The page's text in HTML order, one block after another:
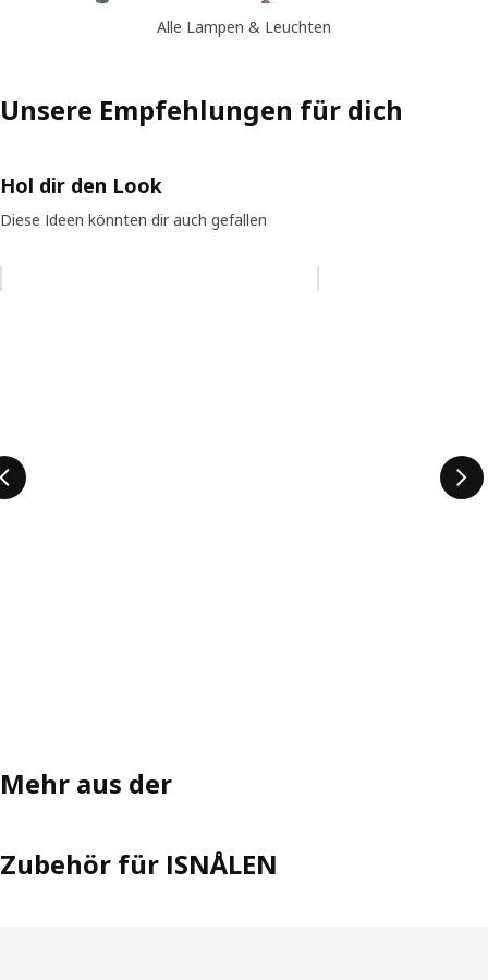
Alle Lampen & Leuchten
Unsere Empfehlungen für dich
Hol dir den Look
Diese Ideen könnten dir auch gefallen
Mehr aus der
Zubehör für ISNÅLEN